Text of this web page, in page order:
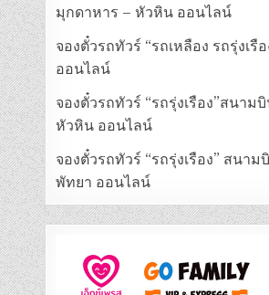
มุกดาหาร – หัวหิน ออนไลน์
จองตั๋วรถทัวร์ “รถเหลือง รถรุ่งเรื
ออนไลน์
จองตั๋วรถทัวร์ “รถรุ่งเรือง”สนา
หัวหิน ออนไลน์
จองตั๋วรถทัวร์ “รถรุ่งเรือง” สนา
พัทยา ออนไลน์